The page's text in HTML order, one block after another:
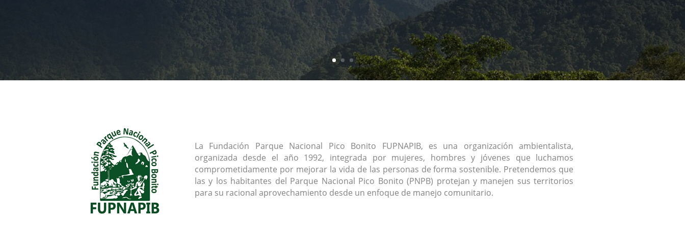
La Fundación Parque Nacional Pico Bonito FUPNAPIB, es una organización ambientalista,
organizada desde el año 1992, integrada por mujeres, hombres y jóvenes que luchamos
comprometidamente por mejorar la vida de las personas de forma sostenible. Pretendemos que
las y los habitantes del Parque Nacional Pico Bonito (PNPB) protejan y manejen sus territorios
para su racional aprovechamiento desde un enfoque de manejo comunitario.